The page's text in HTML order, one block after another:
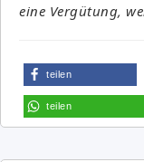
eine Vergütung,
teilen
teilen